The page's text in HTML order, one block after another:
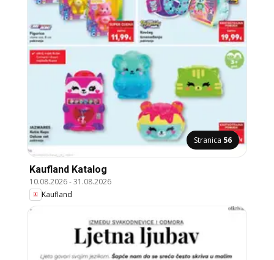
Stranica 56
Kaufland Katalog
10.08.2026-31.08.2026
Kaufland